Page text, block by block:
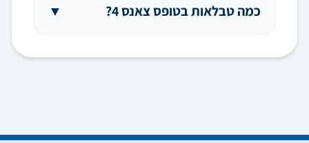
כמה טבלאות בטופס צאנס 4? ▼